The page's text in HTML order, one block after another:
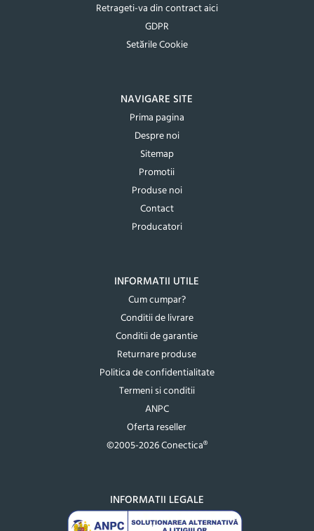
Retrageti-va din contract aici
GDPR
Setările Cookie
NAVIGARE SITE
Prima pagina
Despre noi
Sitemap
Promotii
Produse noi
Contact
Producatori
INFORMATII UTILE
Cum cumpar?
Conditii de livrare
Conditii de garantie
Returnare produse
Politica de confidentialitate
Termeni si conditii
ANPC
Oferta reseller
©2005-2026 Conectica®
INFORMATII LEGALE